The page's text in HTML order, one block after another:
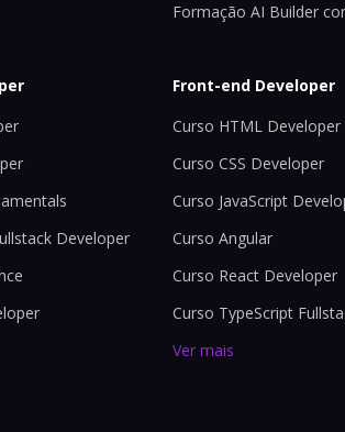
Formação AI Builder
Developer
Front-end Developer
Curso HTML Developer
Curso CSS Developer
Curso JavaScript
Curso Angular
Curso React Developer
Curso TypeScript
Ver mais